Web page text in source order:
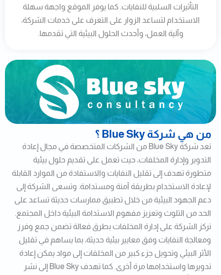
التأثيرات السلبية للنفايات. كما يوفر الموقع واجهة سهلة
الاستخدام لتساعد الزوار على التعرف على خدمات الشركة،
وآلية العمل، وأحدث الحلول البيئية التي تقدمها.
من هي شركة Blue Sky ؟
تعد شركة Blue Sky من الشركات المتخصصة في مجال إعادة
التدوير وإدارة المخلفات، حيث تعمل على تقديم حلول بيئية
متطورة تهدف إلى تقليل النفايات والاستفادة من الموارد القابلة
لإعادة الاستخدام بطريقة آمنة ومستدامة. وتسعى الشركة إلى
دعم الجهود البيئية من خلال تطبيق ممارسات حديثة تساعد على
الحد من التلوث وتعزيز مفهوم الاستدامة البيئية داخل المجتمع.
تركز الشركة على إدارة المخلفات بطرق فعالة تضمن جمع وفرز
ومعالجة النفايات وفق معايير بيئية حديثة، بما يساهم في تقليل
الأثر البيئي وتحويل جزء كبير من المخلفات إلى مواد يمكن إعادة
تدويرها واستخدامها مرة أخرى. كما تهدف Blue Sky إلى نشر